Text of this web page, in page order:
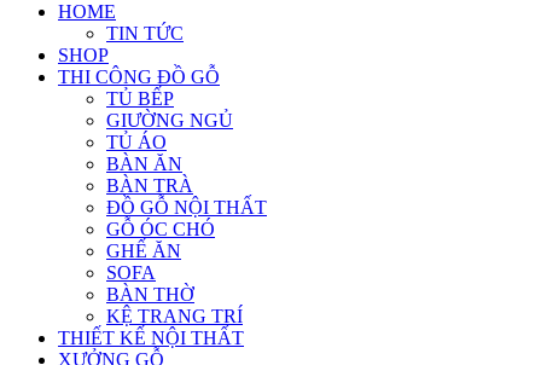
HOME
TIN TỨC
SHOP
THI CÔNG ĐỒ GỖ
TỦ BẾP
GIƯỜNG NGỦ
TỦ ÁO
BÀN ĂN
BÀN TRÀ
ĐỒ GỖ NỘI THẤT
GỖ ÓC CHÓ
GHẾ ĂN
SOFA
BÀN THỜ
KỆ TRANG TRÍ
THIẾT KẾ NỘI THẤT
XƯỞNG GỖ